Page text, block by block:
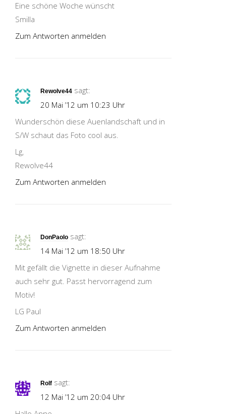
Eine schöne Woche wünscht
Smilla
Zum Antworten anmelden
Rewolve44 sagt:
20 Mai ’12 um 10:23 Uhr
Wunderschön diese Auenlandschaft und in
S/W schaut das Foto cool aus.
Lg,
Rewolve44
Zum Antworten anmelden
DonPaolo sagt:
14 Mai ’12 um 18:50 Uhr
Mit gefällt die Vignette in dieser Aufnahme
auch sehr gut. Passt hervorragend zum
Motiv!
LG Paul
Zum Antworten anmelden
Rolf sagt:
12 Mai ’12 um 20:04 Uhr